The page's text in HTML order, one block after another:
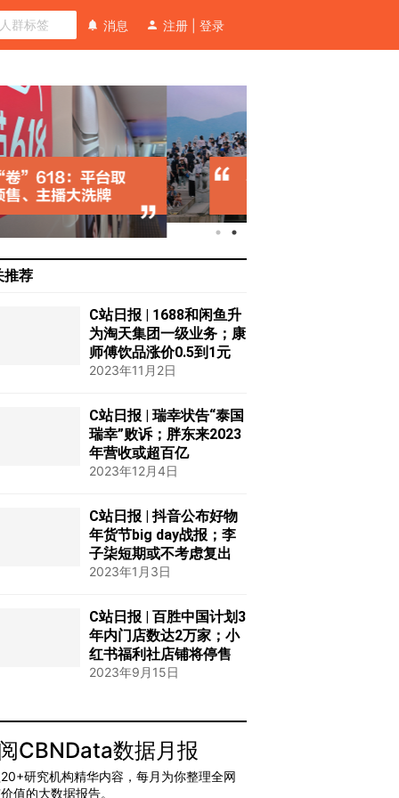
消息 注册 登录
推荐
C站日报 | 1688和闲鱼升
为淘天集团一级业务；康
师傅饮品涨价0.5到1元
2023年11月2日
C站日报 | 瑞幸状告“泰国
瑞幸”败诉；胖东来2023
年营收或超百亿
2023年12月4日
C站日报 | 抖音公布好物
年货节big day战报；李
子柒短期或不考虑复出
2023年1月3日
C站日报 | 百胜中国计划3
年内门店数达2万家；小
红书福利社店铺将停售
2023年9月15日
CBNData数据月报
研究机构精华内容，每月为你整理全网
值的大数据报告。